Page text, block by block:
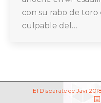
con su rabo de toro
culpable del…
El Disparate de Javi